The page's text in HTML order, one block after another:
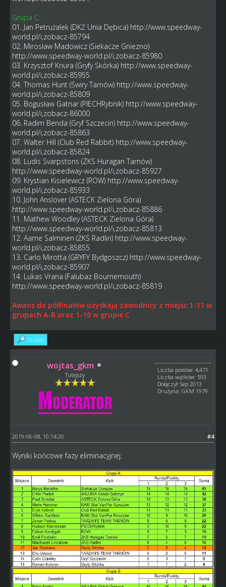
Grupa C:
01. Jan Petrużalek (DKŻ Unia Dębica) http://www.speedway-
world.pl/i,zobacz-85794
02. Mirosław Madowicz (Siekacze Gniezno)
http://www.speedway-world.pl/i,zobacz-85980
03. Krzysztof Knura (Gryfy Skórka) http://www.speedway-
world.pl/i,zobacz-85955
04. Thomas Hunt (Świry Tarnów) http://www.speedway-
world.pl/i,zobacz-85809
05. Bogusław Gatnar (PIECHRybnik) http://www.speedway-
world.pl/i,zobacz-86000
06. Radim Benda (Gryf Szczecin) http://www.speedway-
world.pl/i,zobacz-85863
07. Walter Hill (Club Red Rabbit) http://www.speedway-
world.pl/i,zobacz-85824
08. Ludis Svarpstons (ZKS Huragan Tarnów)
http://www.speedway-world.pl/i,zobacz-85927
09. Krystian Kisielewicz (ROW) http://www.speedway-
world.pl/i,zobacz-85933
10. John Anslover (ASTECK Zielona Góra)
http://www.speedway-world.pl/i,zobacz-85886
11. Mathew Woodley (ASTECK Zielona Góra)
http://www.speedway-world.pl/i,zobacz-85813
12. Aarne Salminen (ŻKS Radlin) http://www.speedway-
world.pl/i,zobacz-85855
13. Carlo Mirotta (GRYFY Bydgoszcz) http://www.speedway-
world.pl/i,zobacz-85907
14. Lukas Vrana (Falubaz Bournemouth)
http://www.speedway-world.pl/i,zobacz-85819
Awans do półfinałów uzyskają zawodnicy z miejsc 1-11 w
grupach A-B oraz 1-10 w grupie C
Szukaj
wojtas_gkm
Tutejszy
Liczba postów: 4,471
Liczba wątków: 593
Dołączył: Sep 2013
Drużyna: GKM 1979
#4
2019-06-08, 10:14:20
Wyniki końcowe fazy eliminacyjnej: